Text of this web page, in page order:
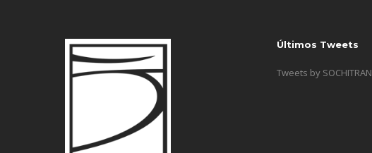
Últimos Tweets
Tweets by SOCHITRAN